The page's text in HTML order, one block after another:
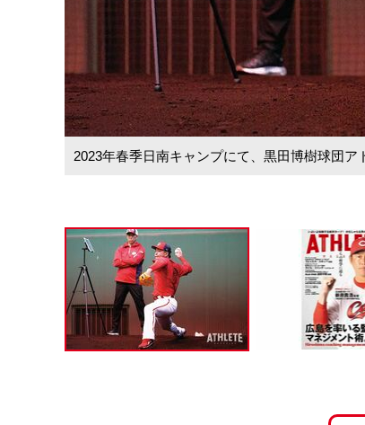
2023年春季日南キャンプにて、黒田博樹球団